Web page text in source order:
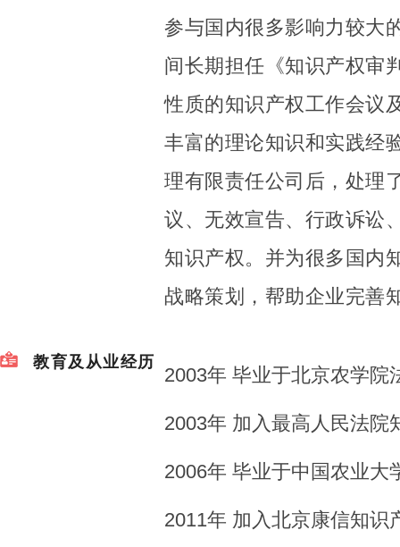
参与国内很多影响力较大
间长期担任《知识产权审
性质的知识产权工作会议
丰富的理论知识和实践经
理有限责任公司后，处理
议、无效宣告、行政诉讼
知识产权。并为很多国内
战略策划，帮助企业完善
教育及从业经历
2003年 毕业于北京农学院
2003年 加入最高人民法院
2006年 毕业于中国农业大
2011年 加入北京康信知识